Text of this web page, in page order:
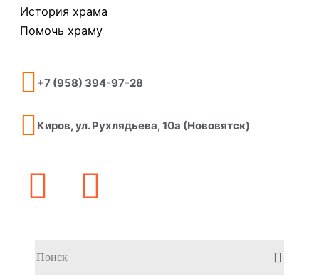
История храма
Помочь храму
+7 (958) 394-97-28
Киров, ул. Рухлядьева, 10а (Нововятск)